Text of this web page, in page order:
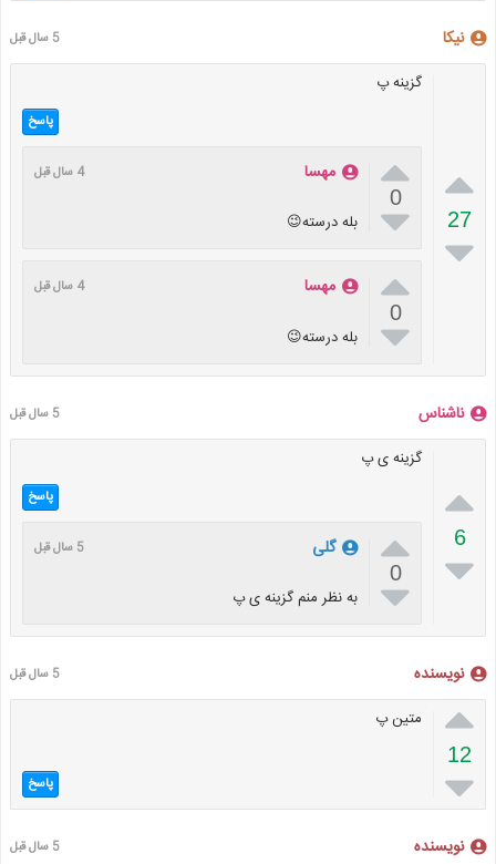
نیکا 5 سال قبل

27

گزینه پ
پاسخ

0

مهسا 4 سال قبل
بله درسته😉

0

مهسا 4 سال قبل
بله درسته😉
ناشناس 5 سال قبل

6

گزینه ی پ
پاسخ

0

گلی 5 سال قبل
به نظر منم گزینه ی پ
نویسنده 5 سال قبل

12

متین پ
پاسخ
نویسنده 5 سال قبل